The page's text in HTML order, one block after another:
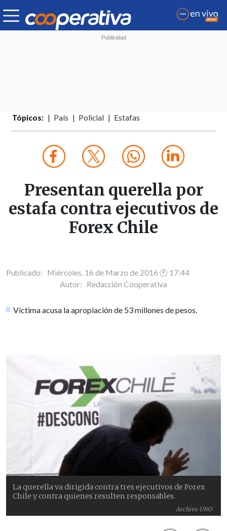
Tópicos: País Policial Estafas
Presentan querella por
estafa contra ejecutivos de
Forex Chile
Publicado: Miércoles, 16 de Marzo de 2016 🕐 17:44
Autor: Redacción Cooperativa
Víctima acusa la apropiación de 53 millones de pesos.
Archivo UNO
La querella va dirigida contra tres ejecutivos de Forex
Chile y contra quienes resulten responsables.